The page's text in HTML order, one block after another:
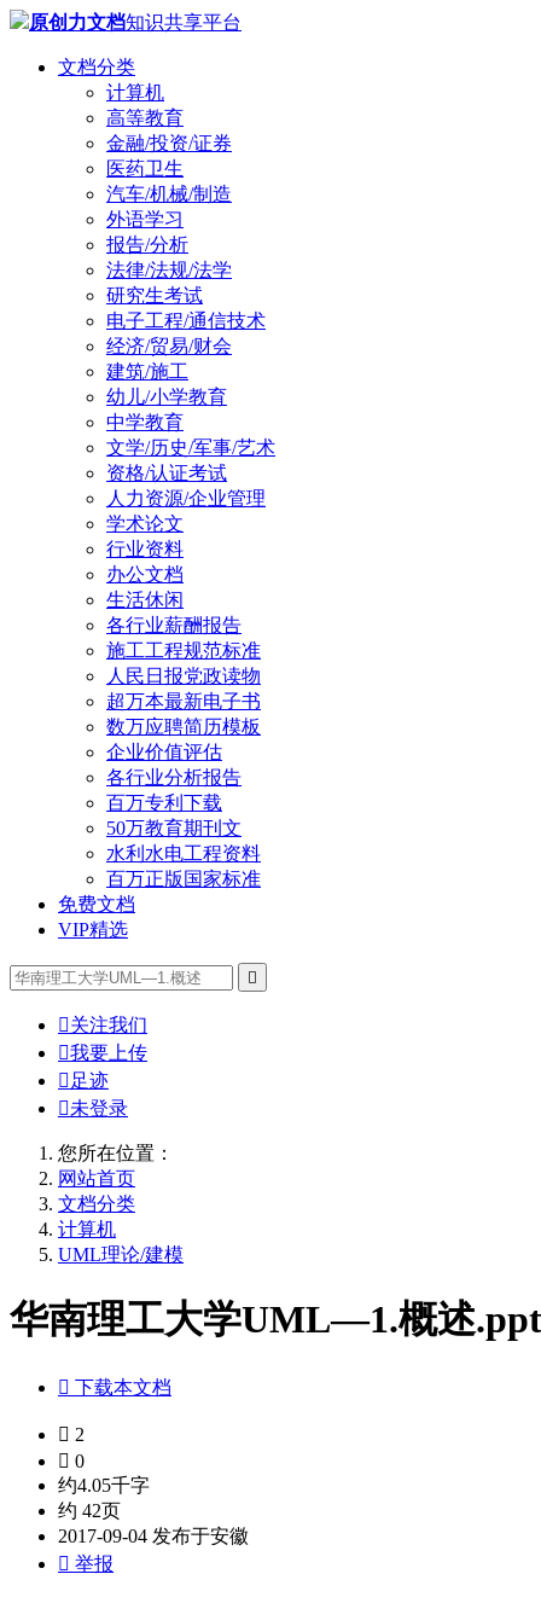
原创力文档知识共享平台
文档分类
计算机
高等教育
金融/投资/证券
医药卫生
汽车/机械/制造
外语学习
报告/分析
法律/法规/法学
研究生考试
电子工程/通信技术
经济/贸易/财会
建筑/施工
幼儿/小学教育
中学教育
文学/历史/军事/艺术
资格/认证考试
人力资源/企业管理
学术论文
行业资料
办公文档
生活休闲
各行业薪酬报告
施工工程规范标准
人民日报党政读物
超万本最新电子书
数万应聘简历模板
企业价值评估
各行业分析报告
百万专利下载
50万教育期刊文
水利水电工程资料
百万正版国家标准
免费文档
VIP精选

关注我们
我要上传
 足迹
未登录
您所在位置：
网站首页
文档分类
计算机
UML理论/建模
华南理工大学UML—1.概述.ppt
 下载本文档
 2
 0
约4.05千字
约 42页
2017-09-04 发布于安徽
 举报